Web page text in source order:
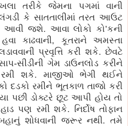
તરીકે જેમના પગમાં વાની
કે સાતતાલીમાં તરત આઉટ
જશે. આવા લોકો કો’કની
કાઢવાની, કૂતરાને અમસ્તા
પ્રવૃત્તિ કરી શકે. છેવટે
સીડીની ગેમ ડાઉનલોડ કરીને
રમી શકે. માજીઓ ભેગી થઈને
દડકો રમીને ભૂતકાળ તાજો કરી
પછી ડોક્ટરે છૂટ આપી હોય તો
પણ રમી શકે. નિર્દોષ તોફાન
શોધવાની જરૂર નથી. તમે